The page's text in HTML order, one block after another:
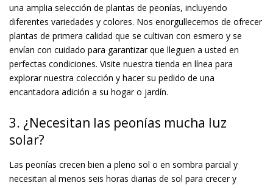
una amplia selección de plantas de peonías, incluyendo
diferentes variedades y colores. Nos enorgullecemos de ofrecer
plantas de primera calidad que se cultivan con esmero y se
envían con cuidado para garantizar que lleguen a usted en
perfectas condiciones. Visite nuestra tienda en línea para
explorar nuestra colección y hacer su pedido de una
encantadora adición a su hogar o jardín.
3. ¿Necesitan las peonías mucha luz
solar?
Las peonías crecen bien a pleno sol o en sombra parcial y
necesitan al menos seis horas diarias de sol para crecer y